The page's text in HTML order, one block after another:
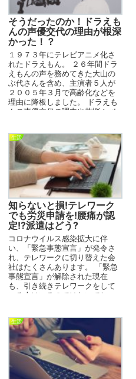
そうだったのか！ドラえも
んの声優交代の理由が根深
かった！？
１９７３年にテレビアニメ化さ
れたドラえもん。 ２６年間ドラ
えもんの声を務めてきた大山の
ぶ代さんを含め、主演者５人が
２００５年３月で高齢化などを
理由に降板しました。 ドラえも
んの声優交代の理由や苦悩！バ
生活
知らないと損!テレワーク
でも労災申請を!腰痛が認
定!?派遣はどう?
コロナウイルス感染拡大に伴
い、「緊急事態宣言」が発令さ
れ、テレワークに切り替えた会
社はたくさんあります。 「緊急
事態宣言」が解除された現在
も、引き続きテレワークをして
いる人はいるのではないでしょ
生活